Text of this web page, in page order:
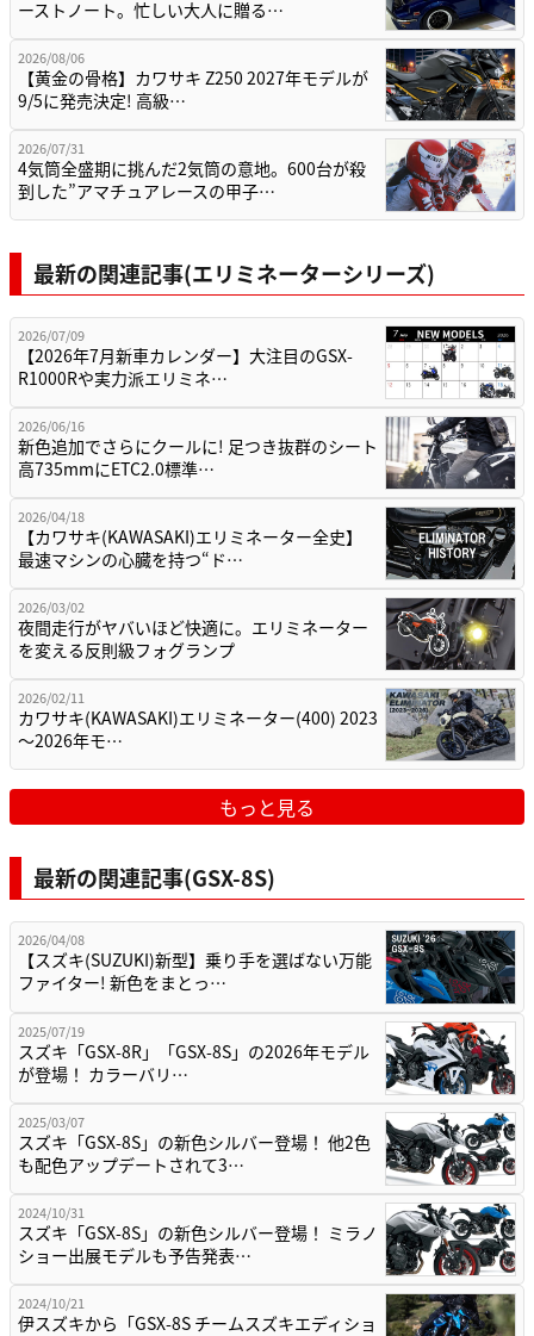
ーストノート。忙しい大人に贈る…
2026/08/06
【黄金の骨格】カワサキ Z250 2027年モデルが
9/5に発売決定! 高級…
2026/07/31
4気筒全盛期に挑んだ2気筒の意地。600台が殺
到した”アマチュアレースの甲子…
最新の関連記事(エリミネーターシリーズ)
2026/07/09
【2026年7月新車カレンダー】大注目のGSX-
R1000Rや実力派エリミネ…
2026/06/16
新色追加でさらにクールに! 足つき抜群のシート
高735mmにETC2.0標準…
2026/04/18
【カワサキ(KAWASAKI)エリミネーター全史】
最速マシンの心臓を持つ“ド…
2026/03/02
夜間走行がヤバいほど快適に。エリミネーター
を変える反則級フォグランプ
2026/02/11
カワサキ(KAWASAKI)エリミネーター(400) 2023
～2026年モ…
もっと見る
最新の関連記事(GSX-8S)
2026/04/08
【スズキ(SUZUKI)新型】乗り手を選ばない万能
ファイター! 新色をまとっ…
2025/07/19
スズキ「GSX-8R」「GSX-8S」の2026年モデル
が登場！ カラーバリ…
2025/03/07
スズキ「GSX-8S」の新色シルバー登場！ 他2色
も配色アップデートされて3…
2024/10/31
スズキ「GSX-8S」の新色シルバー登場！ ミラノ
ショー出展モデルも予告発表…
2024/10/21
伊スズキから「GSX-8S チームスズキエディショ